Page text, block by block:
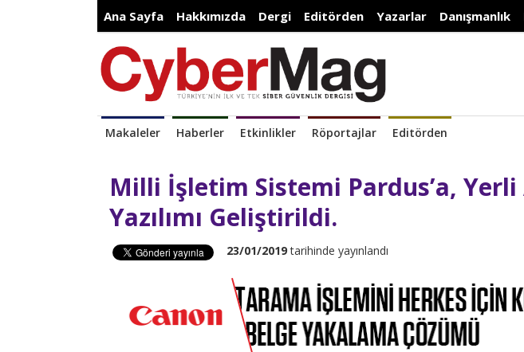
Ana Sayfa Hakkımızda Dergi Editörden Yazarlar Danışmanlık
Makaleler Haberler Etkinlikler Röportajlar Editörden
Milli İşletim Sistemi Pardus’a,
Yazılımı Geliştirildi.
23/01/2019tarihinde yayınlandı